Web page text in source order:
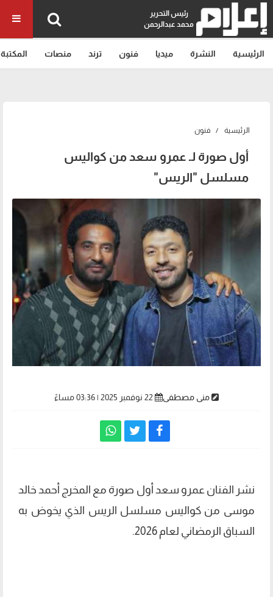
رئيس التحرير
محمد عبدالرحمن
الرئيسية النشرة ميديا فنون ترند منصات المكتبة
الرئيسية فنون
أول صورة لـ عمرو سعد من كواليس
مسلسل "الريس"
منى مصطفى
نشر الفنان عمرو سعد أول صورة مع المخرج أحمد خالد
موسى من كواليس مسلسل الريس الذي يخوض به
السباق الرمضاني لعام 2026.